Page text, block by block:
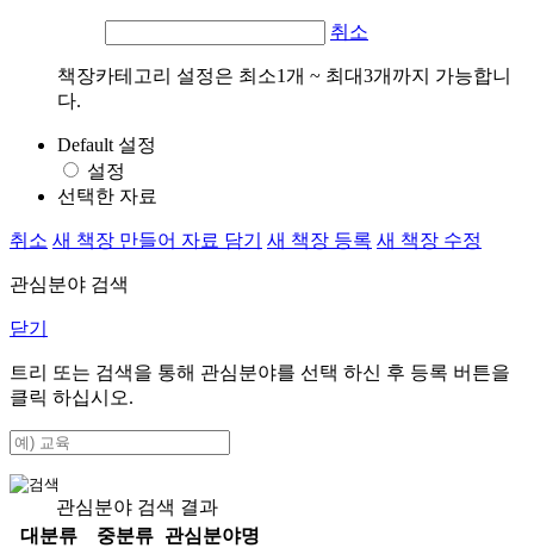
취소
책장카테고리 설정은 최소1개 ~ 최대3개까지 가능합니
다.
Default 설정
설정
선택한 자료
취소 새 책장 만들어 자료 담기 새 책장 등록 새 책장 수정
관심분야 검색
닫기
트리 또는 검색을 통해 관심분야를 선택 하신 후 등록 버튼을
클릭 하십시오.
관심분야 검색 결과
대분류
중분류
관심분야명